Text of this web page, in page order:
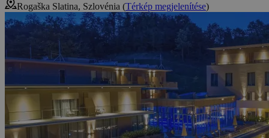
Rogaška Slatina, Szlovénia (Térkép megjelenítése)